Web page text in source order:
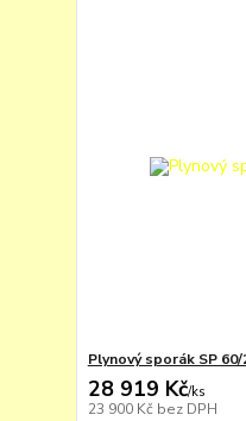
Plynový sporák SP 60/
28 919 Kč/ks
23 900 Kč bez DPH